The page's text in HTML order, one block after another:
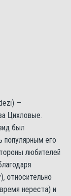
—
Цихловые.
был
популярным его
любителей
относительно
нереста) и